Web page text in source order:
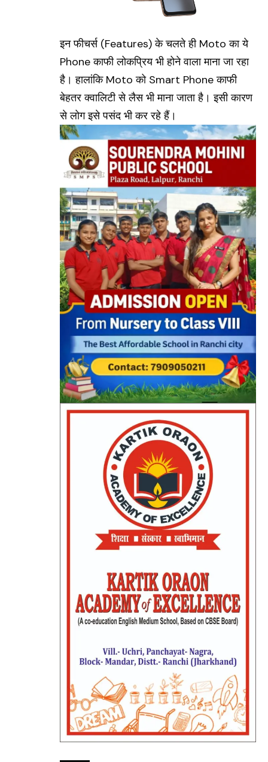
इन फीचर्स (Features) के चलते ही Moto का ये
Phone काफी लोकप्रिय भी होने वाला माना जा रहा
है। हालांकि Moto को Smart Phone काफी
बेहतर क्वालिटी से लैस भी माना जाता है। इसी कारण
से लोग इसे पसंद भी कर रहे हैं।